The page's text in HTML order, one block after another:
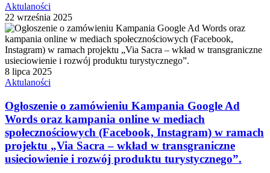
Aktulaności
22 września 2025
8 lipca 2025
Aktulaności
Ogłoszenie o zamówieniu Kampania Google Ad
Words oraz kampania online w mediach
społecznościowych (Facebook, Instagram) w ramach
projektu „Via Sacra – wkład w transgraniczne
usieciowienie i rozwój produktu turystycznego”.